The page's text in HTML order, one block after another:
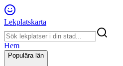
Lekplatskarta
Hem
Populära län